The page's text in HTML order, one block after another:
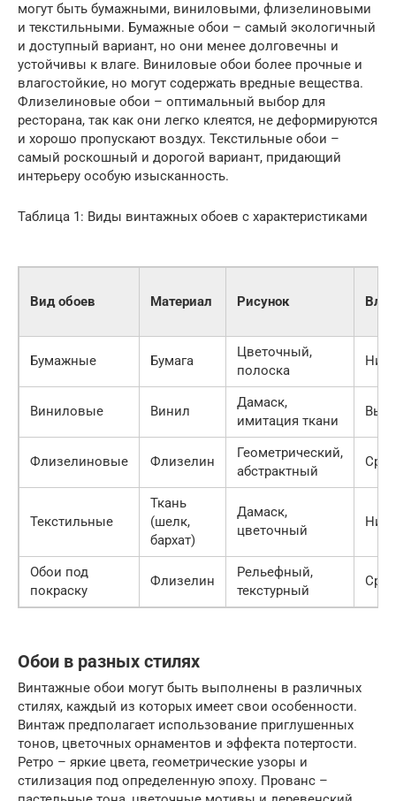
могут быть бумажными, виниловыми, флизелиновыми
и текстильными. Бумажные обои – самый экологичный
и доступный вариант, но они менее долговечны и
устойчивы к влаге. Виниловые обои более прочные и
влагостойкие, но могут содержать вредные вещества.
Флизелиновые обои – оптимальный выбор для
ресторана, так как они легко клеятся, не деформируются
и хорошо пропускают воздух. Текстильные обои –
самый роскошный и дорогой вариант, придающий
интерьеру особую изысканность.
Таблица 1: Виды винтажных обоев с характеристиками
Вид обоев Материал Рисунок
Бумажные Бумага
Цветочный,
полоска
Виниловые Винил
Дамаск,
имитация ткани
Флизелиновые Флизелин
Геометрический,
абстрактный
Текстильные
Ткань
(шелк,
бархат)
Дамаск,
цветочный
Обои под
покраску
Флизелин
Рельефный,
текстурный
Обои в разных стилях
Винтажные обои могут быть выполнены в различных
стилях, каждый из которых имеет свои особенности.
Винтаж предполагает использование приглушенных
тонов, цветочных орнаментов и эффекта потертости.
Ретро – яркие цвета, геометрические узоры и
стилизация под определенную эпоху. Прованс –